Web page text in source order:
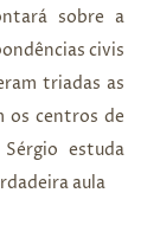
sobre a
civis
triadas as
os centros de
estuda
aula